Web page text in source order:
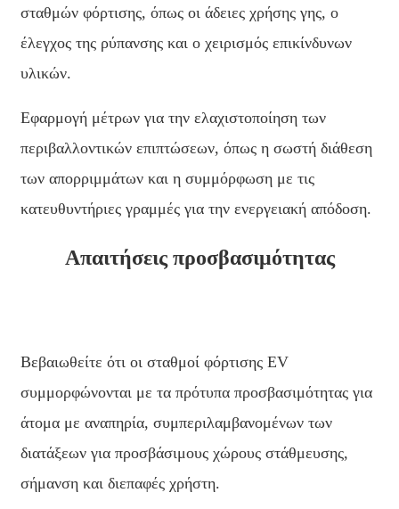
Xhosa
Hausa
Magyar
Íslenska
Hrvatski
Македонски
русский
اردو
தமிழ்
తెలుగు
български
σταθμών φόρτισης, όπως οι άδειες χρήσης γης, ο
έλεγχος της ρύπανσης και ο χειρισμός επικίνδυνων
υλικών.
Εφαρμογή μέτρων για την ελαχιστοποίηση των
περιβαλλοντικών επιπτώσεων, όπως η σωστή διάθεση
των απορριμμάτων και η συμμόρφωση με τις
κατευθυντήριες γραμμές για την ενεργειακή απόδοση.
Απαιτήσεις προσβασιμότητας
Βεβαιωθείτε ότι οι σταθμοί φόρτισης EV
συμμορφώνονται με τα πρότυπα προσβασιμότητας για
άτομα με αναπηρία, συμπεριλαμβανομένων των
διατάξεων για προσβάσιμους χώρους στάθμευσης,
σήμανση και διεπαφές χρήστη.